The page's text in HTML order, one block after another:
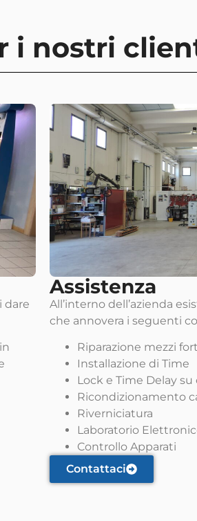
i nostri
dare
Assistenza
All’interno dell’azienda
che annovera i seguenti
Riparazione mezzi
Installazione di Time
Lock e Time Delay su
Ricondizionamento
Riverniciatura
Laboratorio
Controllo Apparati
Contattaci